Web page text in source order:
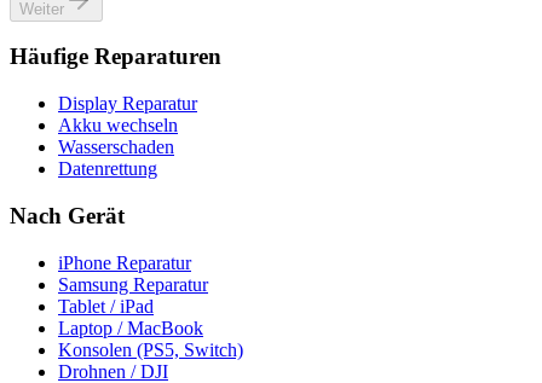
Weiter
Häufige Reparaturen
Display Reparatur
Akku wechseln
Wasserschaden
Datenrettung
Nach Gerät
iPhone Reparatur
Samsung Reparatur
Tablet / iPad
Laptop / MacBook
Konsolen (PS5, Switch)
Drohnen / DJI